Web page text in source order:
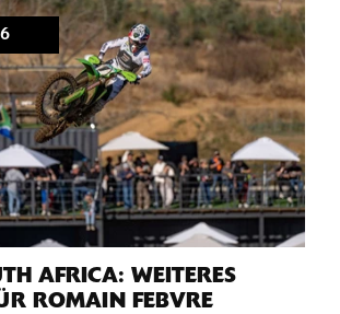
AFRICA: WEITERES
ROMAIN FEBVRE